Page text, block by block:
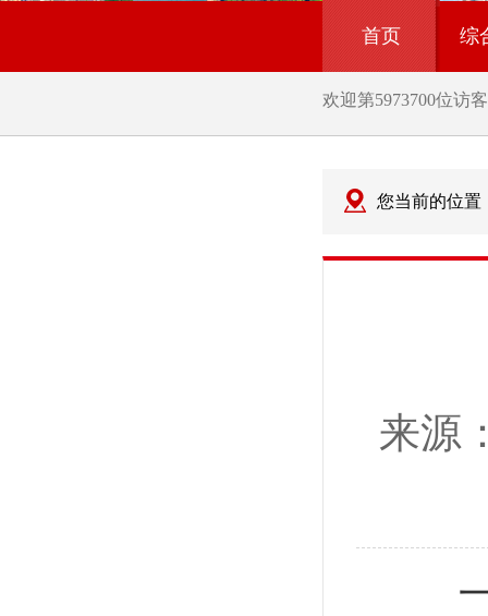
首页 综
欢迎第5973700位访客
您当前的位置
来源